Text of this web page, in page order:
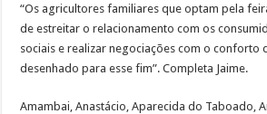
“Os agricultores familiares que optam pela
de estreitar o relacionamento com os
sociais e realizar negociações com o conforto
desenhado para esse fim”. Completa Jaime.
Amambai, Anastácio, Aparecida do Taboado,